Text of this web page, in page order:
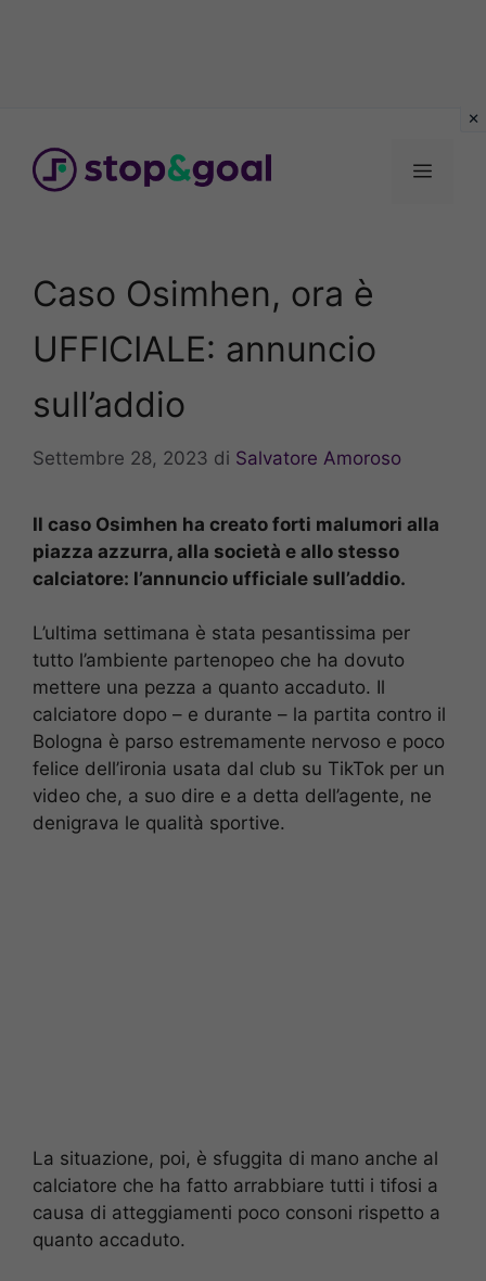
contenuto
Menu
Caso Osimhen, ora è
UFFICIALE: annuncio
sull’addio
Settembre 28, 2023 di Salvatore Amoroso
Il caso Osimhen ha creato forti malumori alla
piazza azzurra, alla società e allo stesso
calciatore: l’annuncio ufficiale sull’addio.
L’ultima settimana è stata pesantissima per
tutto l’ambiente partenopeo che ha dovuto
mettere una pezza a quanto accaduto. Il
calciatore dopo – e durante – la partita contro il
Bologna è parso estremamente nervoso e poco
felice dell’ironia usata dal club su TikTok per un
video che, a suo dire e a detta dell’agente, ne
denigrava le qualità sportive.
La situazione, poi, è sfuggita di mano anche al
calciatore che ha fatto arrabbiare tutti i tifosi a
causa di atteggiamenti poco consoni rispetto a
quanto accaduto.